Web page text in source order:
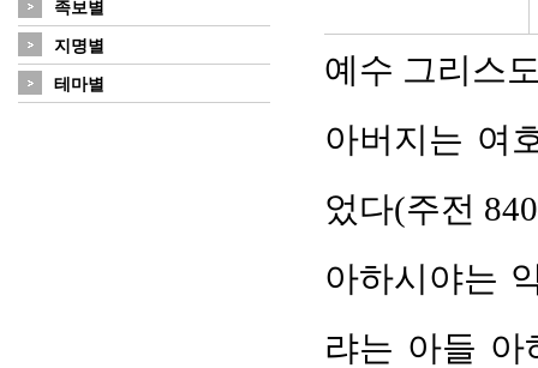
족보별
지명별
테마별
예수 그리스
아버지는 여
었다(주전
아하시야는
랴는 아들 아